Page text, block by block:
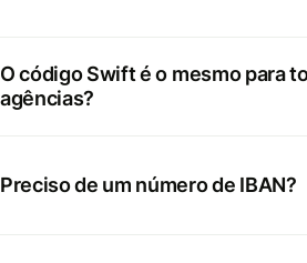
O código Swift é o mesmo para
agências?
Preciso de um número de IBAN?